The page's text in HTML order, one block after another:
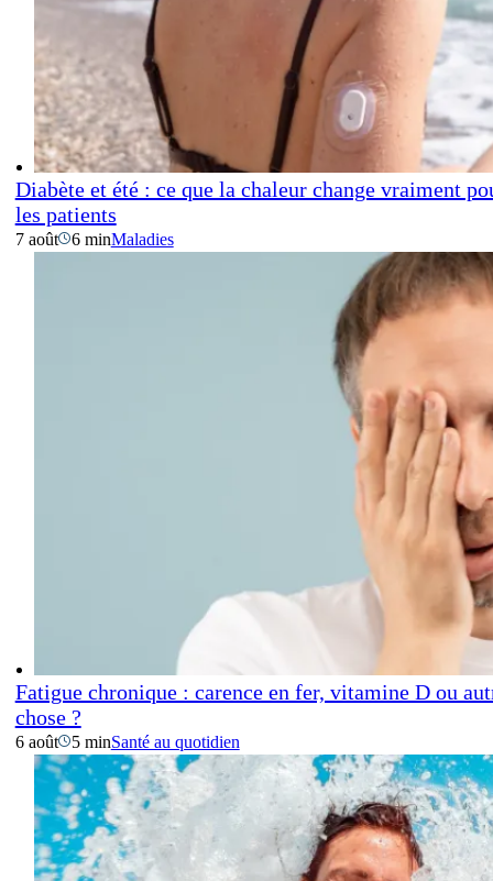
Diabète et été : ce que la chaleur change vraiment
les patients
7 août 6 minMaladies
Fatigue chronique : carence en fer, vitamine D ou
chose ?
6 août 5 minSanté au quotidien